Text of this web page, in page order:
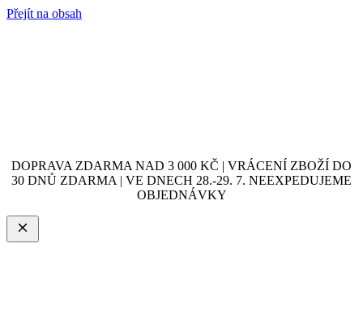
Přejít na obsah
DOPRAVA ZDARMA NAD 3 000 KČ | VRÁCENÍ ZBOŽÍ DO
30 DNŮ ZDARMA | VE DNECH 28.-29. 7. NEEXPEDUJEME
OBJEDNÁVKY